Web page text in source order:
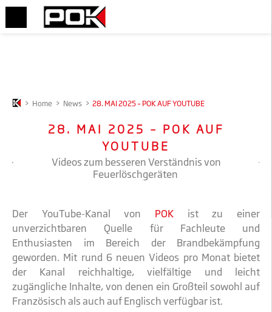
> Home > News > 28. MAI 2025 – POK AUF YOUTUBE
28. MAI 2025 – POK AUF
YOUTUBE
Videos zum besseren Verständnis von
Feuerlöschgeräten
Der YouTube-Kanal von POK ist zu einer
unverzichtbaren Quelle für Fachleute und
Enthusiasten im Bereich der Brandbekämpfung
geworden. Mit rund 6 neuen Videos pro Monat bietet
der Kanal reichhaltige, vielfältige und leicht
zugängliche Inhalte, von denen ein Großteil sowohl auf
Französisch als auch auf Englisch verfügbar ist.